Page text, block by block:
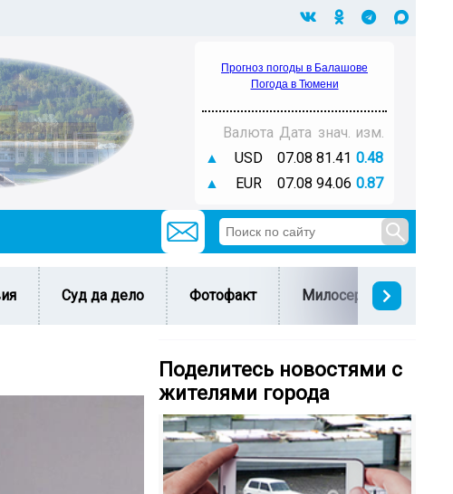
Прогноз погоды в Балашове
Погода в Тюмени
Валюта Дата знач. изм.
▲
USD 07.08 81.41 0.48
▲
EUR 07.08 94.06 0.87
Суд да дело Фотофакт Милосердие
Поделитесь новостями с
жителями города